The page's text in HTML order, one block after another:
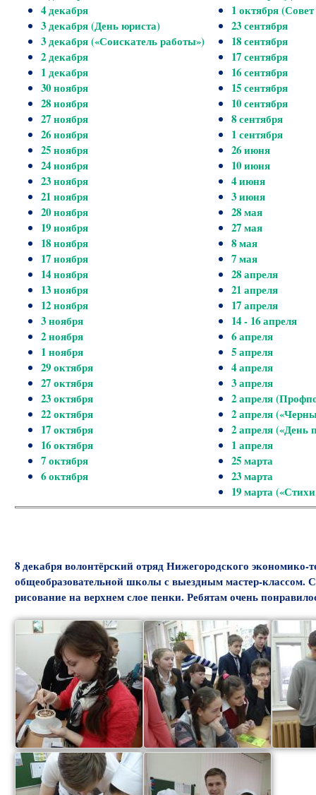
4 декабря
3 декабря (День юриста)
3 декабря («Соискатель работы»)
2 декабря
1 декабря
30 ноября
28 ноября
27 ноября
26 ноября
25 ноября
24 ноября
23 ноября
21 ноября
20 ноября
19 ноября
18 ноября
17 ноября
14 ноября
13 ноября
12 ноября
3 ноября
2 ноября
1 ноября
29 октября
27 октября
23 октября
22 октября
17 октября
16 октября
7 октября
6 октября
1 октября
23 сентября
18 сентября
17 сентября
16 сентября
15 сентября
10 сентября
8 сентября
1 сентября
26 июня
10 июня
4 июня
3 июня
28 мая
27 мая
8 мая
7 мая
28 апреля
21 апреля
17 апреля
14 - 16 апреля
6 апреля
5 апреля
4 апреля
3 апреля
2 апреля
2 апреля
2 апреля («День
1 апреля
25 марта
23 марта
19 марта
8 декабря волонтёрский отряд Нижегородского
общеобразовательной школы с выездным мастер-классом.
рисование на верхнем слое пенки. Ребятам очень